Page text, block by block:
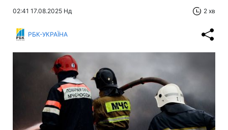
02:41 17.08.2025 Нд 2 хв
РБК-УКРАЇНА